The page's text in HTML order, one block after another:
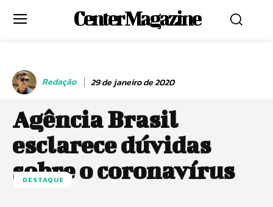
Center Magazine
Redação 29 de janeiro de 2020
Agência Brasil
esclarece dúvidas
sobre o coronavírus
DESTAQUE